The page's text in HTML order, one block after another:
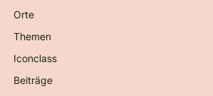
Orte
Themen
Iconclass
Beiträge